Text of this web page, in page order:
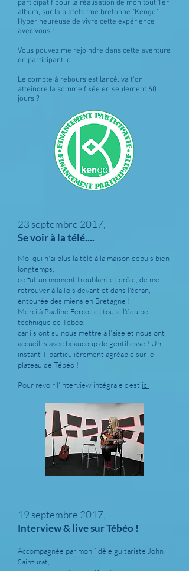
participatif pour la réalisation de mon tout 1er
album, sur la plateforme bretonne "Kengo".
Hyper heureuse de vivre cette expérience
avec vous !
Vous pouvez me rejoindre dans cette aventure
en participant ici
Le compte à rebours est lancé, va t'on
atteindre la somme fixée en seulement 60
jours ?
23 septembre 2017,
Se voir à la télé....
Moi qui n'ai plus la télé à la maison depuis bien
longtemps,
ce fut un moment troublant et drôle, de me
retrouver à la fois devant et dans l'écran,
entourée des miens en Bretagne !
Merci à Pauline Fercot et toute l'équipe
technique de Tébéo,
car ils ont su nous mettre à l'aise et nous ont
accueillis avec beaucoup de gentillesse ! Un
instant T particulièrement agréable sur le
plateau de Tébéo !
Pour revoir l'interview intégrale c'est ici
19 septembre 2017,
Interview & live sur Tébéo !
Accompagnée par mon fidèle guitariste John
Sainturat,